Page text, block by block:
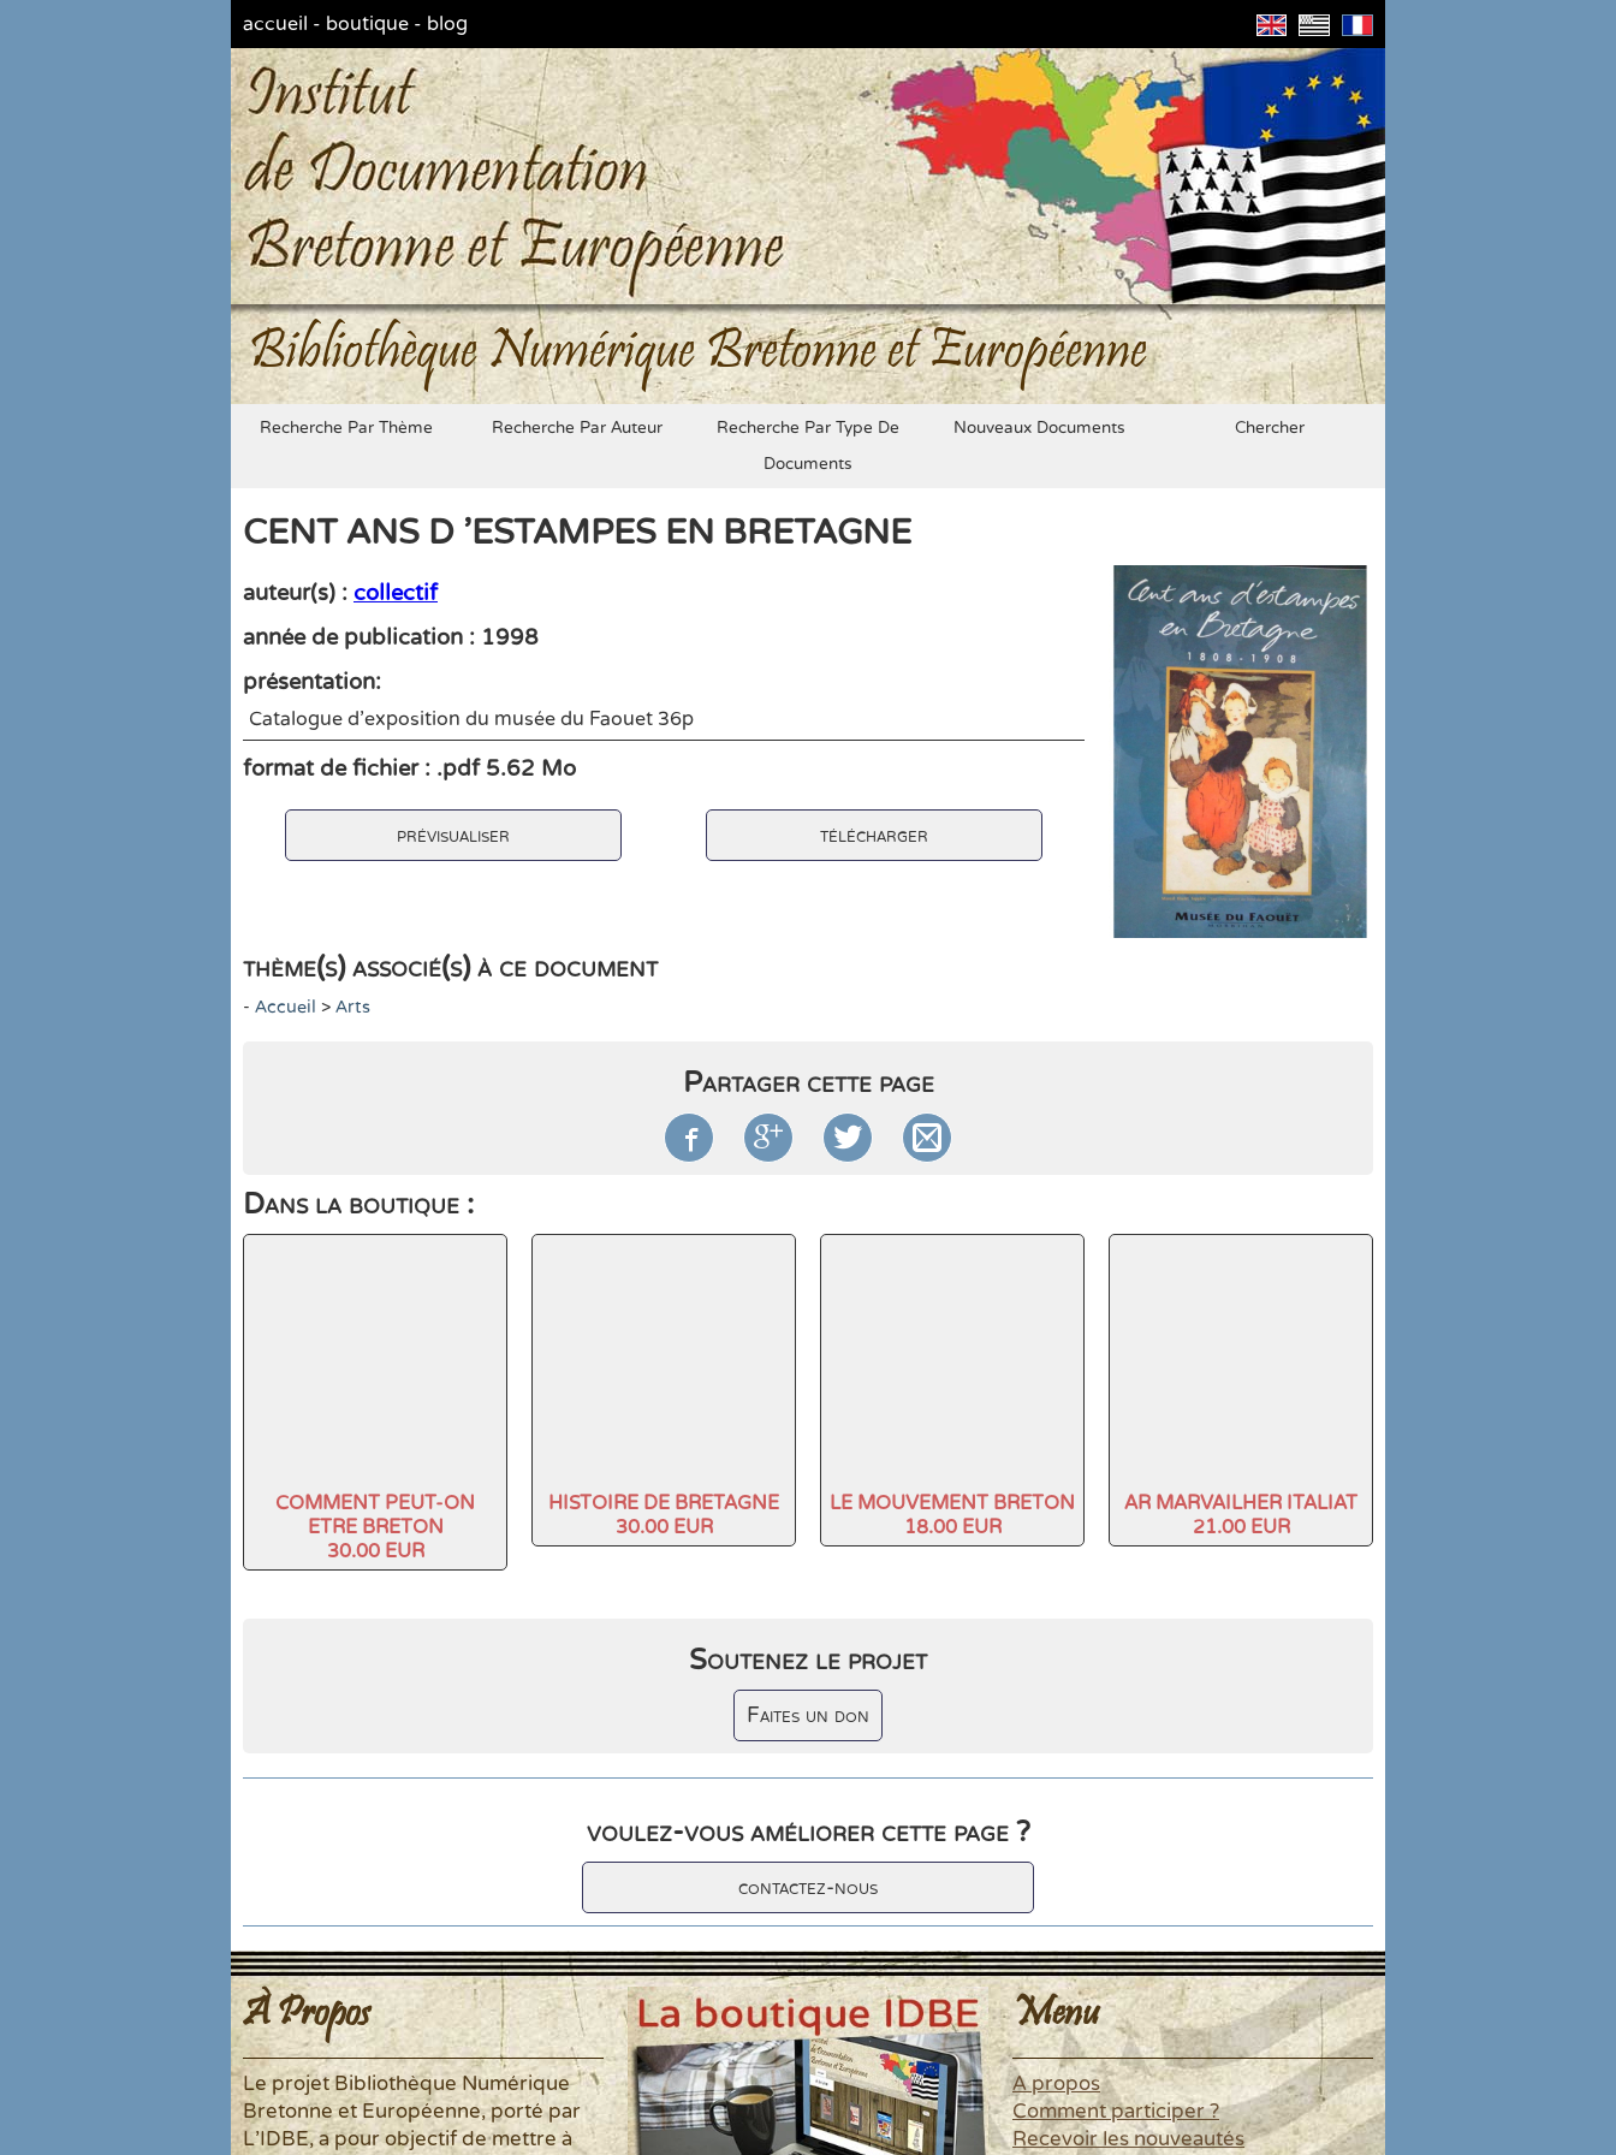
accueil - boutique - blog
Bibliothèque Numérique Bretonne et Européenne
Recherche Par Thème Recherche Par Auteur
Recherche Par Type De
Documents
Nouveaux Documents Chercher
CENT ANS D 'ESTAMPES EN BRETAGNE
auteur(s) : collectif
année de publication : 1998
présentation:
Catalogue d'exposition du musée du Faouet 36p
format de fichier : .pdf 5.62 Mo
prévisualiser télécharger
thème(s) associé(s) à ce document
- Accueil > Arts
Partager cette page
   
Dans la boutique :
COMMENT PEUT-ON
ETRE BRETON
30.00 EUR
HISTOIRE DE BRETAGNE
30.00 EUR
LE MOUVEMENT BRETON
18.00 EUR
AR MARVAILHER ITALIAT
21.00 EUR
Soutenez le projet
Faites un don
voulez-vous améliorer cette page ?
contactez-nous
À Propos
Le projet Bibliothèque Numérique
Bretonne et Européenne, porté par
L'IDBE, a pour objectif de mettre à
Menu
A propos
Comment participer ?
Recevoir les nouveautés